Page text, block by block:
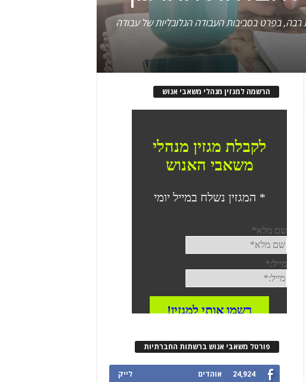
בפרט בסביבות העבודה הגלובליות של עבודה
הרשמה למגזין מנהלי משאבי אנוש
פורטל משאבי אנוש ברשתות החברתיות
24,924 אוהדים לייק